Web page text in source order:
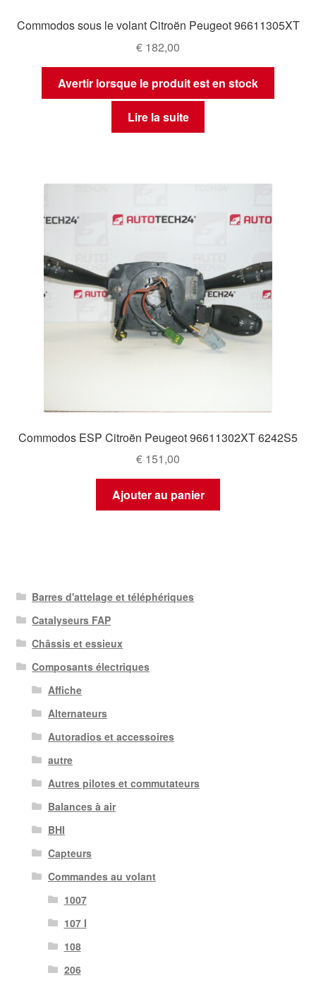
Commodos sous le volant Citroën Peugeot 96611305XT
€ 182,00
Avertir lorsque le produit est en stock
Lire la suite
Commodos ESP Citroën Peugeot 96611302XT 6242S5
€ 151,00
Ajouter au panier
Barres d'attelage et téléphériques
Catalyseurs FAP
Châssis et essieux
Composants électriques
Affiche
Alternateurs
Autoradios et accessoires
autre
Autres pilotes et commutateurs
Balances à air
BHI
Capteurs
Commandes au volant
1007
107 I
108
206